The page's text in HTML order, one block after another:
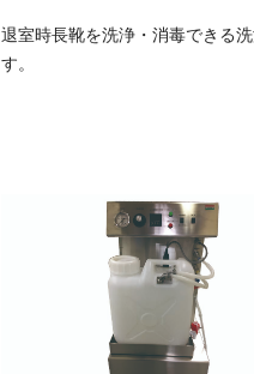
退室時長靴を洗浄・消毒できる
す。